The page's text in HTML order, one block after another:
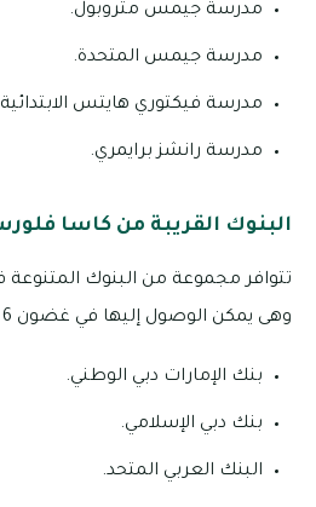
مدرسة جيمس متروبول.
مدرسة جيمس المتحدة.
مدرسة فيكتوري هايتس
مدرسة رانشز برايمري.
البنوك القريبة من كاسا
تتوافر مجموعة من البنوك
وهى يمكن الوصول إليها في غضون 6 دقائق ومن بينها ما يلي:
بنك الإمارات دبي الوطني.
بنك دبي الإسلامي.
البنك العربي المتحد.